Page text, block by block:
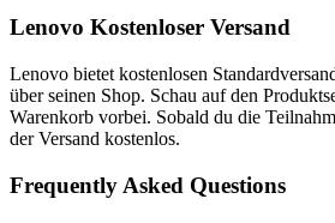
Lenovo Kostenloser Versand
Lenovo bietet kostenlosen
über seinen Shop. Schau auf den
Warenkorb vorbei. Sobald du die
der Versand kostenlos.
Frequently Asked Questions